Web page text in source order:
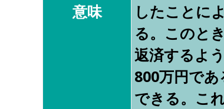
意味
したことに
る。このと
返済するよ
800万円で
できる。こ